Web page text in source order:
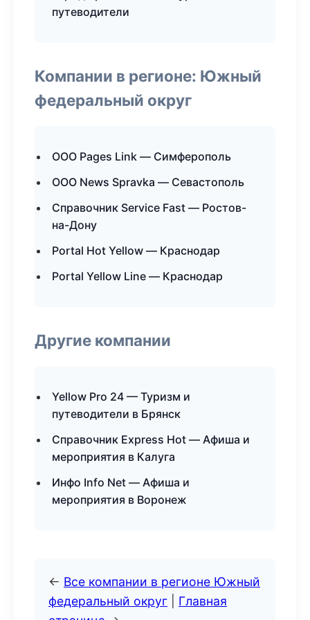
путеводители
Компании в регионе: Южный
федеральный округ
ООО Pages Link — Симферополь
ООО News Spravka — Севастополь
Справочник Service Fast — Ростов-
на-Дону
Portal Hot Yellow — Краснодар
Portal Yellow Line — Краснодар
Другие компании
Yellow Pro 24 — Туризм и
путеводители в Брянск
Справочник Express Hot — Афиша и
мероприятия в Калуга
Инфо Info Net — Афиша и
мероприятия в Воронеж
← Все компании в регионе Южный
федеральный округ
Главная